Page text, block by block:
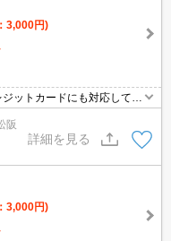
3,000円)
ットカードにも対応してお
軽にお問い合わせ下さい！
阪
詳細を見る
3,000円)